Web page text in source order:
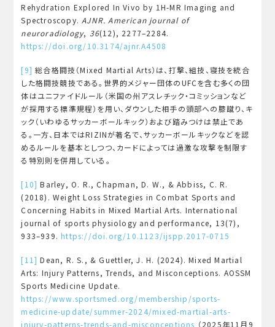
Rehydration Explored In Vivo by 1H-MR Imaging and
Spectroscopy.AJNR. American journal of
neuroradiology, 36(12), 2277–2284.
https://doi.org/10.3174/ajnr.A4508
[9] 総合格闘技（Mixed Martial Arts）は、打撃、組技、寝技を統合
した格闘技競技である。世界的メジャー団体のUFCを含む多くの団
体はユニファイドルール（米国の州アスレチック・コミッションなど
が採用する標準規程）を用い、ダウンした相手の頭部への膝蹴り、キ
ック（いわゆるサッカーボールキック）および踏みつけは禁止であ
る。一方、日本ではRIZINが著名で、サッカーボールキックなどを認
めるルールを基本としつつ、カードによっては過激な攻撃を制限す
る特別則を併用している。
[10] Barley, O. R., Chapman, D. W., & Abbiss, C. R.
(2018). Weight Loss Strategies in Combat Sports and
Concerning Habits in Mixed Martial Arts. International
journal of sports physiology and performance, 13(7),
933–939.https://doi.org/10.1123/ijspp.2017-0715
[11] Dean, R. S., & Guettler, J. H. (2024). Mixed Martial
Arts: Injury Patterns, Trends, and Misconceptions. AOSSM
Sports Medicine Update.
https://www.sportsmed.org/membership/sports-
medicine-update/summer-2024/mixed-martial-arts-
injury-patterns-trends-and-misconceptions （2025年11月9